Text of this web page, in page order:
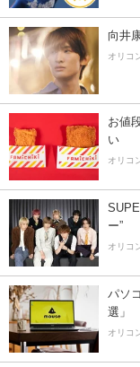
向井
オリコ
お値
い
オリコ
ー”
オリコ
パソ
選」
オリコ